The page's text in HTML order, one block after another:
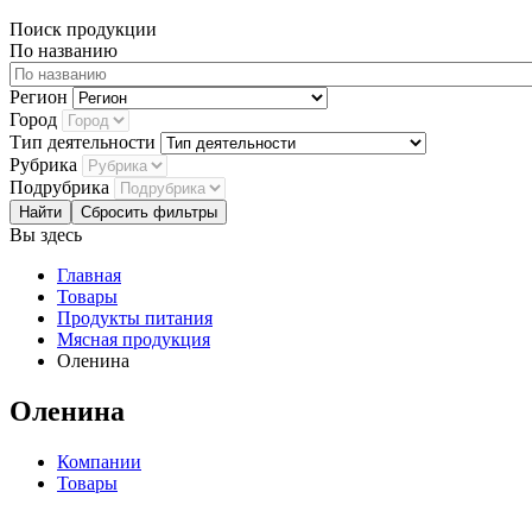
Поиск продукции
По названию
Регион
Город
Тип деятельности
Рубрика
Подрубрика
Сбросить фильтры
Вы здесь
Главная
Товары
Продукты питания
Мясная продукция
Оленина
Оленина
Компании
Товары